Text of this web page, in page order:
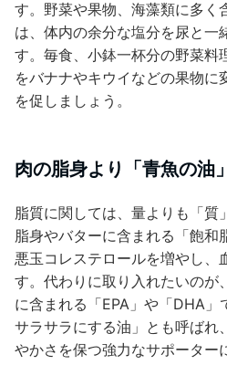
す。野菜や果物、海藻類に多く
は、体内の余分な塩分を尿と一
す。毎食、小鉢一杯分の野菜料
をバナナやキウイなどの果物に
を促しましょう。
肉の脂身より「青魚の油
脂質に関しては、量よりも「質
脂身やバターに含まれる「飽和
悪玉コレステロールを増やし、
す。代わりに取り入れたいのが
に含まれる「EPA」や「DHA」
サラサラにする油」とも呼ばれ
やかさを保つ強力なサポーター